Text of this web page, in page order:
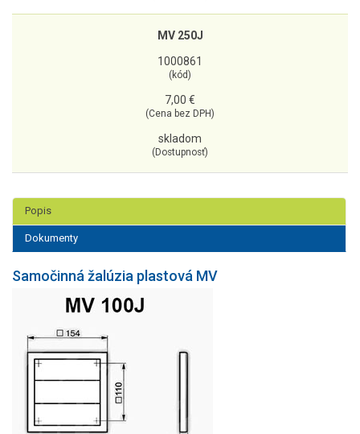
MV 250J
1000861
(kód)
7,00 €
(Cena bez DPH)
skladom
(Dostupnosť)
Popis
Dokumenty
Samočinná žalúzia plastová MV